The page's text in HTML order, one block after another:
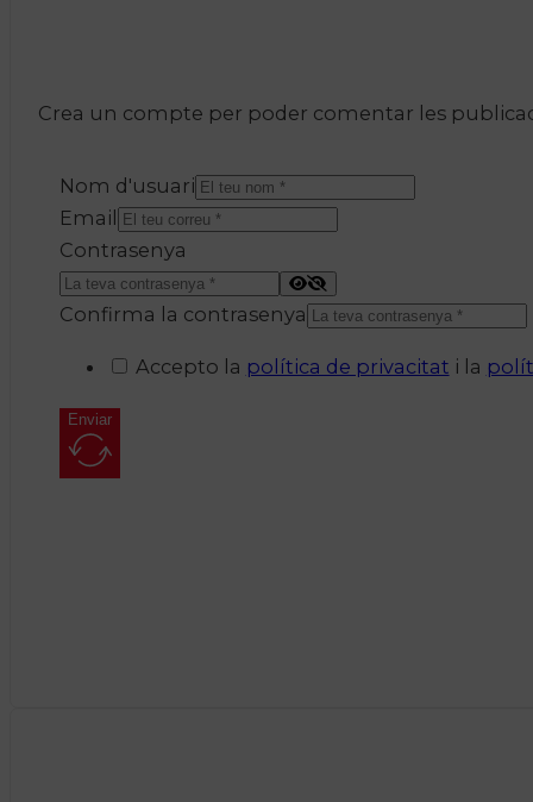
Crea un compte per poder comentar les
Nom d'usuari
Email
Contrasenya
Confirma la contrasenya
Accepto la política de privacitat i la
Enviar